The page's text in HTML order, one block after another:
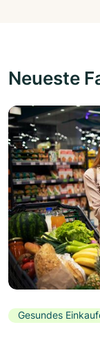
Neueste
Gesundes